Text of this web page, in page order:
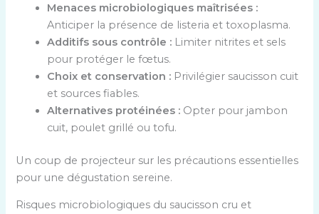
Menaces microbiologiques maîtrisées :
Anticiper la présence de listeria et toxoplasma.
Additifs sous contrôle : Limiter nitrites et sels
pour protéger le fœtus.
Choix et conservation : Privilégier saucisson cuit
et sources fiables.
Alternatives protéinées : Opter pour jambon
cuit, poulet grillé ou tofu.
Un coup de projecteur sur les précautions essentielles
pour une dégustation sereine.
Risques microbiologiques du saucisson cru et